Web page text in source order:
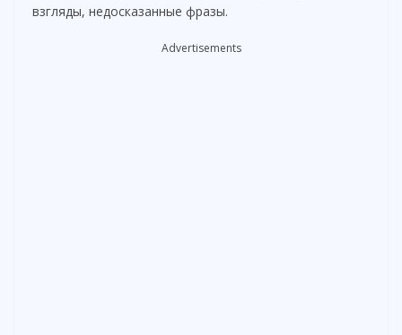
взгляды, недосказанные фразы.
Advertisements